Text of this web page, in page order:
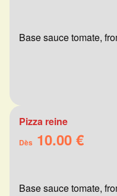
Base sauce tomate,
Pizza reine
Dès 10.00 €
Base sauce tomate,